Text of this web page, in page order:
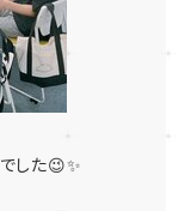
でした😉✨